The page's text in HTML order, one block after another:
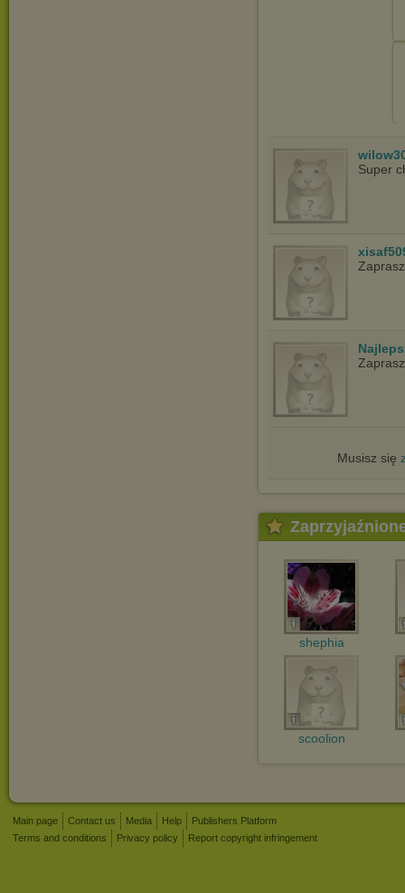
Super
Musisz się
shephia
scoolion
Main page Contact us Media Help
Publishers Platform
Terms and conditions
Privacy policy Report copyright infringement